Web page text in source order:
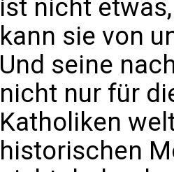
ist nicht
kann sie von
Und seine
nicht nur für
Katholiken
historischen